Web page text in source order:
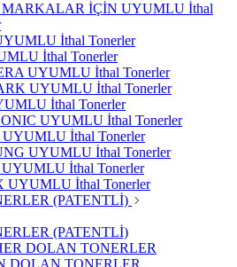
MARKALAR İÇİN UYUMLU İthal
İthal Tonerler
İthal Tonerler
UYUMLU İthal Tonerler
UYUMLU İthal Tonerler
İthal Tonerler
UYUMLU İthal Tonerler
İthal Tonerler
UYUMLU İthal Tonerler
UYUMLU İthal Tonerler
UYUMLU İthal Tonerler
(PATENTLİ)
(PATENTLİ)
DOLAN TONERLER